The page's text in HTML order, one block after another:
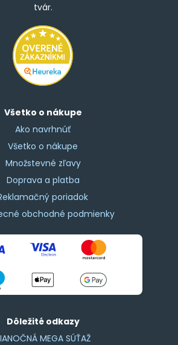
tvár.
Všetko o nákupe
Ako navrhnúť
Všetko o nákupe
Množstevné zľavy
Doprava a platba
poriadok
obchodné podmienky
Dôležité odkazy
MEGA SÚŤAŽ